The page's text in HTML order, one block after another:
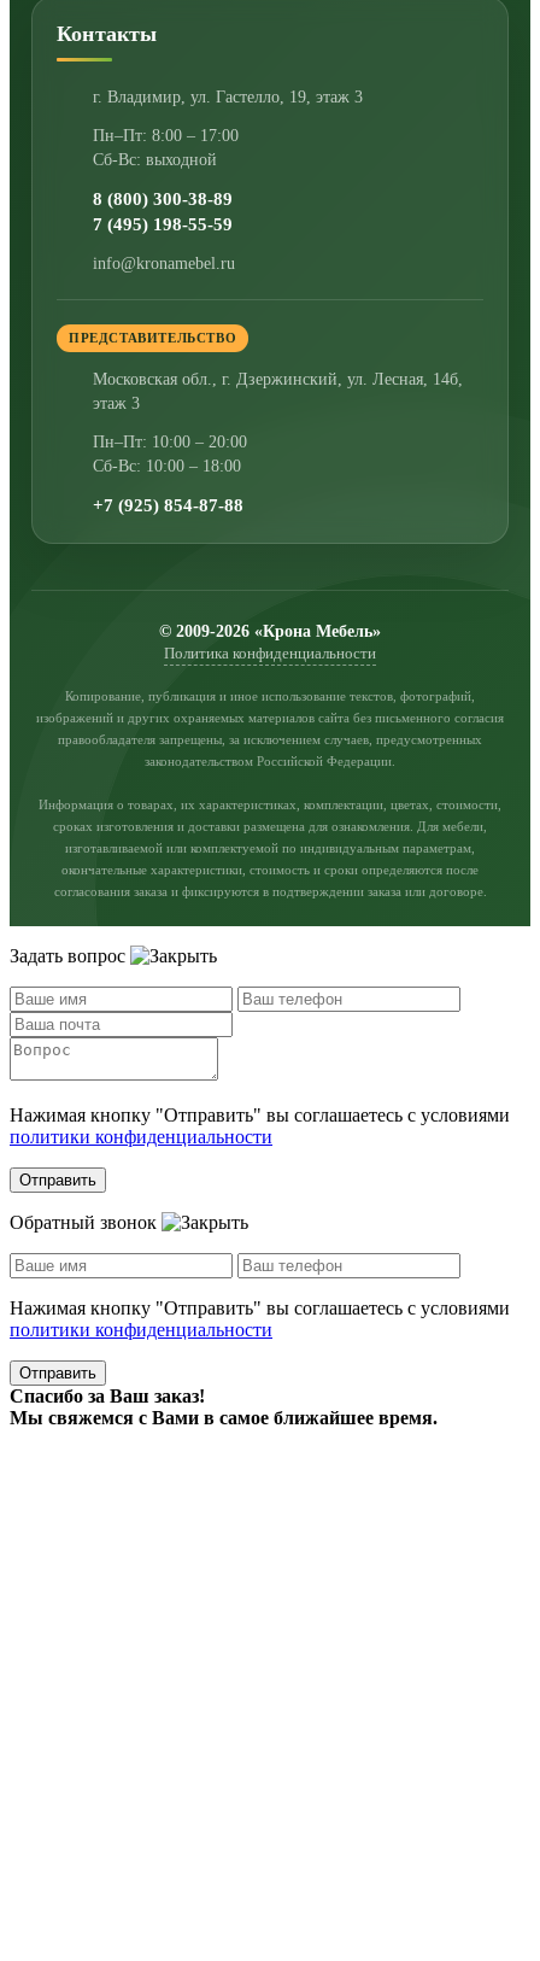
Контакты
г. Владимир, ул. Гастелло, 19, этаж 3
Пн–Пт: 8:00 – 17:00
Сб-Вс: выходной
8 (800) 300-38-89
7 (495) 198-55-59
info@kronamebel.ru
ПРЕДСТАВИТЕЛЬСТВО
Московская обл., г. Дзержинский, ул. Лесная, 14б,
этаж 3
Пн–Пт: 10:00 – 20:00
Сб-Вс: 10:00 – 18:00
+7 (925) 854-87-88
© 2009-2026 «Крона Мебель»
Политика конфиденциальности
Копирование, публикация и иное использование текстов, фотографий,
изображений и других охраняемых материалов сайта без письменного согласия
правообладателя запрещены, за исключением случаев, предусмотренных
законодательством Российской Федерации.
Информация о товарах, их характеристиках, комплектации, цветах, стоимости,
сроках изготовления и доставки размещена для ознакомления. Для мебели,
изготавливаемой или комплектуемой по индивидуальным параметрам,
окончательные характеристики, стоимость и сроки определяются после
согласования заказа и фиксируются в подтверждении заказа или договоре.
Задать вопрос
Нажимая кнопку "Отправить" вы соглашаетесь с условиями
политики конфиденциальности
Отправить
Обратный звонок
Нажимая кнопку "Отправить" вы соглашаетесь с условиями
политики конфиденциальности
Отправить
Спасибо за Ваш заказ!
Мы свяжемся с Вами в самое ближайшее время.